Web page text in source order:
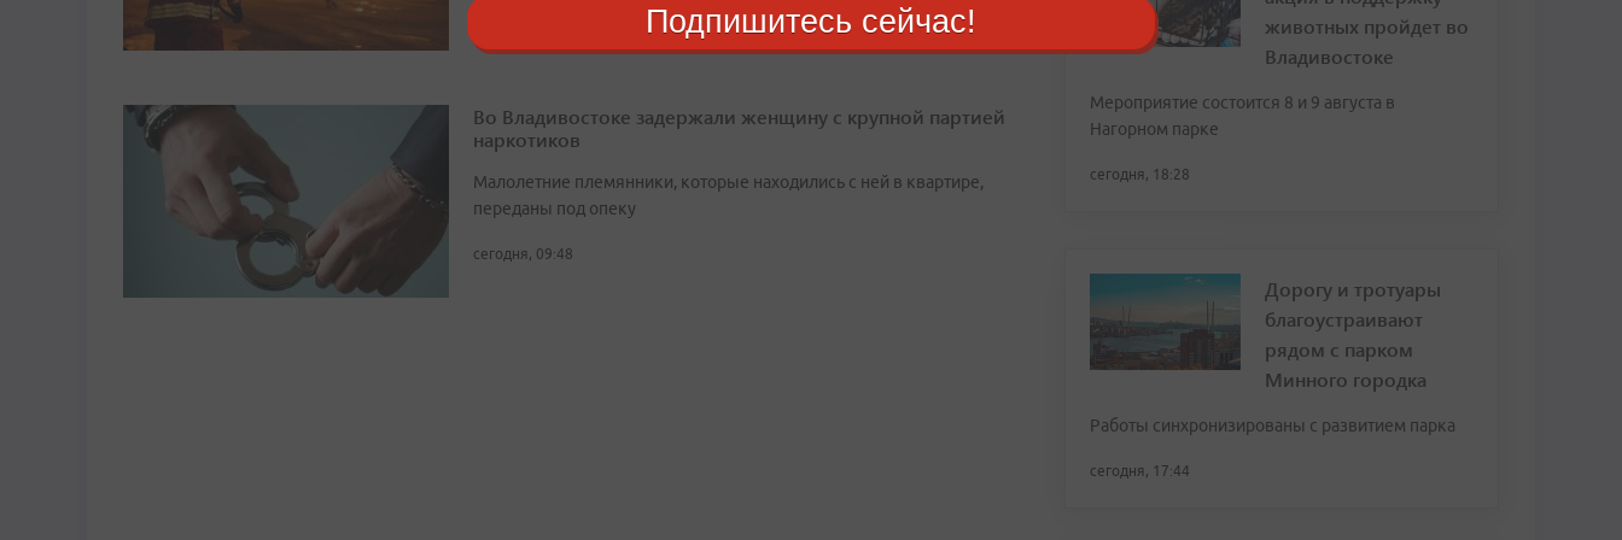
Во Владивостоке задержали женщину с крупной партией
наркотиков
Малолетние племянники, которые находились с ней в квартире,
переданы под опеку
сегодня, 09:48
животных пройдет во
Владивостоке
Мероприятие состоится 8 и 9 августа в
Нагорном парке
сегодня, 18:28
Дорогу и тротуары
благоустраивают
рядом с парком
Минного городка
Работы синхронизированы с развитием парка
сегодня, 17:44
Подпишитесь сейчас!